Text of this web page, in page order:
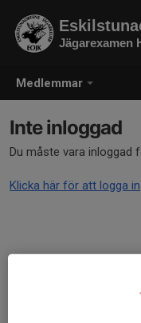
Medlemmar
Jägarexamen
Inte inloggad
Du måste vara inloggad
Klicka här för att logga in